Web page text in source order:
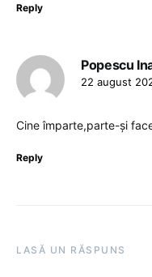
Reply
Popescu
22 august
Cine împarte,parte-și
Reply
LASĂ UN RĂSPUNS